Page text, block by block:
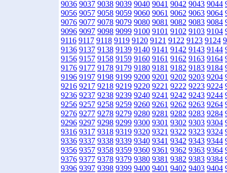
9036 9037 9038 9039 9040 9041 9042 9043 9044
9056 9057 9058 9059 9060 9061 9062 9063 9064
9076 9077 9078 9079 9080 9081 9082 9083 9084
9096 9097 9098 9099 9100 9101 9102 9103 9104
9116 9117 9118 9119 9120 9121 9122 9123 9124
9136 9137 9138 9139 9140 9141 9142 9143 9144
9156 9157 9158 9159 9160 9161 9162 9163 9164
9176 9177 9178 9179 9180 9181 9182 9183 9184
9196 9197 9198 9199 9200 9201 9202 9203 9204
9216 9217 9218 9219 9220 9221 9222 9223 9224
9236 9237 9238 9239 9240 9241 9242 9243 9244
9256 9257 9258 9259 9260 9261 9262 9263 9264
9276 9277 9278 9279 9280 9281 9282 9283 9284
9296 9297 9298 9299 9300 9301 9302 9303 9304
9316 9317 9318 9319 9320 9321 9322 9323 9324
9336 9337 9338 9339 9340 9341 9342 9343 9344
9356 9357 9358 9359 9360 9361 9362 9363 9364
9376 9377 9378 9379 9380 9381 9382 9383 9384
9396 9397 9398 9399 9400 9401 9402 9403 9404